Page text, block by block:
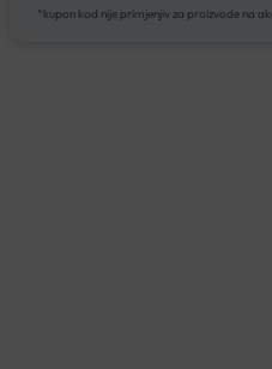
*kupon kod nije primjenjiv za proizvode na